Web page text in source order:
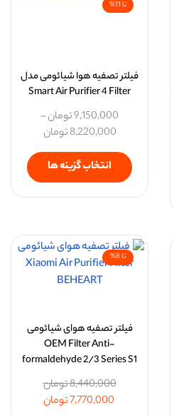
تا 11%
فیلتر تصفیه هوا شیائومی مدل
Smart Air Purifier 4 Filter
9,150,000تومان–
8,220,000تومان
انتخاب گزینه ها
تا 8%
فیلتر تصفیه هوای شیائومی
OEM Filter Anti-
formaldehyde 2/3 Series S1
8,440,000تومان
7,770,000تومان